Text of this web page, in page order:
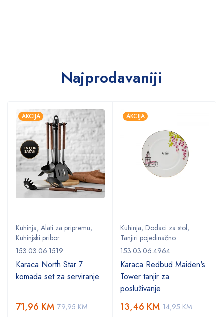
Najprodavaniji
AKCIJA
Kuhinja, Alati za pripremu,
Kuhinjski pribor
153.03.06.1519
Karaca North Star 7
komada set za serviranje
79,95KM
71,96 KM
AKCIJA
Kuhinja, Dodaci za stol,
Tanjiri pojedinačno
153.03.06.4964
Karaca Redbud Maiden's
Tower tanjir za
posluživanje
14,95KM
13,46 KM